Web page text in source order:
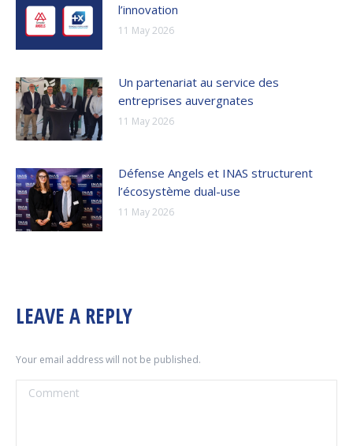
l’innovation
11 May 2026
Un partenariat au service des
entreprises auvergnates
11 May 2026
Défense Angels et INAS structurent
l’écosystème dual-use
11 May 2026
LEAVE A REPLY
Your email address will not be published.
Comment